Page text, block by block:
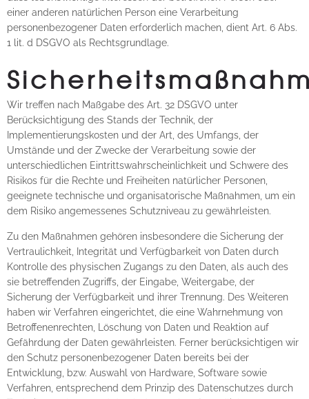
einer anderen natürlichen Person eine Verarbeitung
personenbezogener Daten erforderlich machen, dient Art. 6 Abs.
1 lit. d DSGVO als Rechtsgrundlage.
Wir treffen nach Maßgabe des Art. 32 DSGVO unter
Berücksichtigung des Stands der Technik, der
Implementierungskosten und der Art, des Umfangs, der
Umstände und der Zwecke der Verarbeitung sowie der
unterschiedlichen Eintrittswahrscheinlichkeit und Schwere des
Risikos für die Rechte und Freiheiten natürlicher Personen,
geeignete technische und organisatorische Maßnahmen, um ein
dem Risiko angemessenes Schutzniveau zu gewährleisten.
Zu den Maßnahmen gehören insbesondere die Sicherung der
Vertraulichkeit, Integrität und Verfügbarkeit von Daten durch
Kontrolle des physischen Zugangs zu den Daten, als auch des
sie betreffenden Zugriffs, der Eingabe, Weitergabe, der
Sicherung der Verfügbarkeit und ihrer Trennung. Des Weiteren
haben wir Verfahren eingerichtet, die eine Wahrnehmung von
Betroffenenrechten, Löschung von Daten und Reaktion auf
Gefährdung der Daten gewährleisten. Ferner berücksichtigen wir
den Schutz personenbezogener Daten bereits bei der
Entwicklung, bzw. Auswahl von Hardware, Software sowie
Verfahren, entsprechend dem Prinzip des Datenschutzes durch